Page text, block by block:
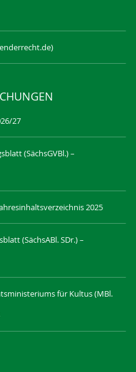
27
(SächsGVBl.) –
2025
(SächsABl. SDr.) –
für Kultus (MBl.